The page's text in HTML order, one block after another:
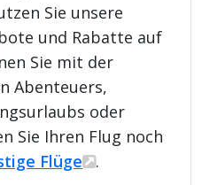
Sie unsere
und Rabatte auf
Sie mit der
Abenteuers,
oder
Sie Ihren Flug noch
Flüge .